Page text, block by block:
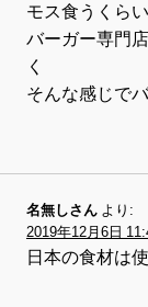
モス食うくら
バーガー専門
く
そんな感じで
名無しさん より:
2019年12月6日
日本の食材は